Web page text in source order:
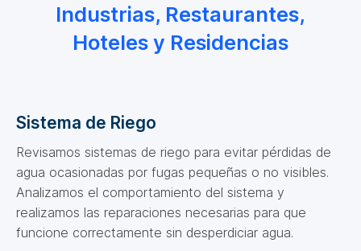
Industrias, Restaurantes,
Hoteles y Residencias
Sistema de Riego
Revisamos sistemas de riego para evitar pérdidas de
agua ocasionadas por fugas pequeñas o no visibles.
Analizamos el comportamiento del sistema y
realizamos las reparaciones necesarias para que
funcione correctamente sin desperdiciar agua.